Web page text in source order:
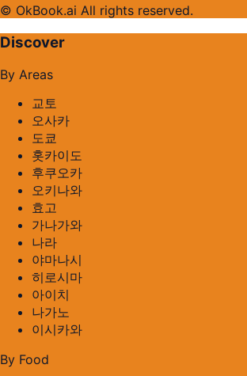
© OkBook.ai All rights reserved.
Discover
By Areas
교토
오사카
도쿄
홋카이도
후쿠오카
오키나와
효고
가나가와
나라
야마나시
히로시마
아이치
나가노
이시카와
By Food